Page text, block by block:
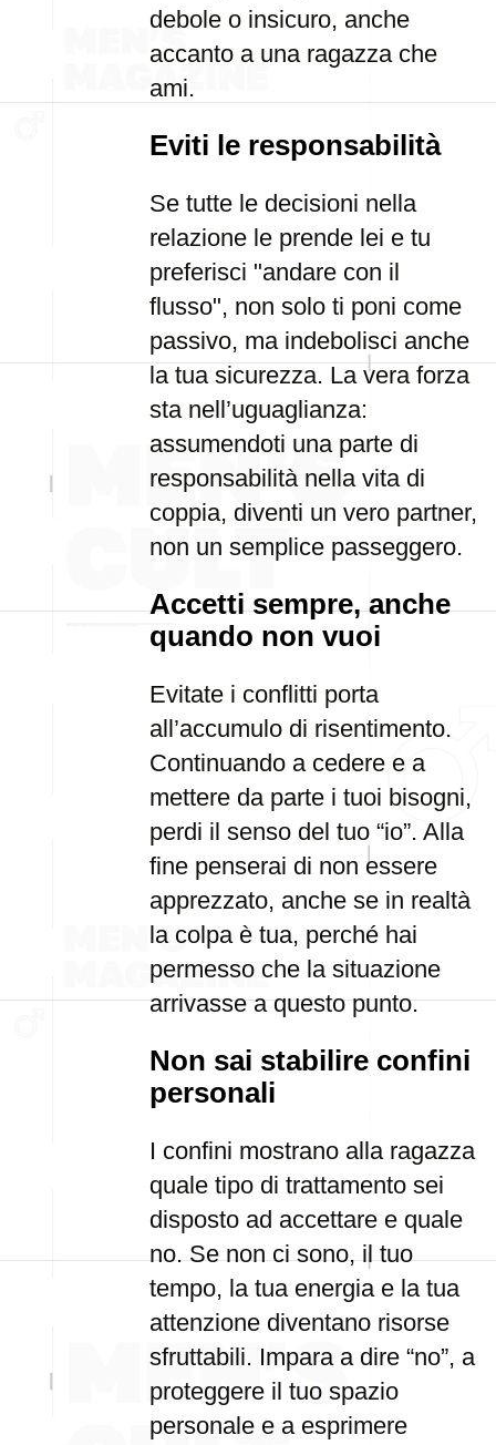
debole o insicuro, anche
accanto a una ragazza che
ami.
Eviti le responsabilità
Se tutte le decisioni nella
relazione le prende lei e tu
preferisci "andare con il
flusso", non solo ti poni come
passivo, ma indebolisci anche
la tua sicurezza. La vera forza
sta nell’uguaglianza:
assumendoti una parte di
responsabilità nella vita di
coppia, diventi un vero partner,
non un semplice passeggero.
Accetti sempre, anche
quando non vuoi
Evitate i conflitti porta
all’accumulo di risentimento.
Continuando a cedere e a
mettere da parte i tuoi bisogni,
perdi il senso del tuo “io”. Alla
fine penserai di non essere
apprezzato, anche se in realtà
la colpa è tua, perché hai
permesso che la situazione
arrivasse a questo punto.
Non sai stabilire confini
personali
I confini mostrano alla ragazza
quale tipo di trattamento sei
disposto ad accettare e quale
no. Se non ci sono, il tuo
tempo, la tua energia e la tua
attenzione diventano risorse
sfruttabili. Impara a dire “no”, a
proteggere il tuo spazio
personale e a esprimere